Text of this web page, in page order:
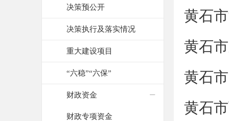
决策预公开
决策执行及落实情况
重大建设项目
“六稳”“六保”
财政资金
财政专项资金
黄石
黄石
黄石
黄石